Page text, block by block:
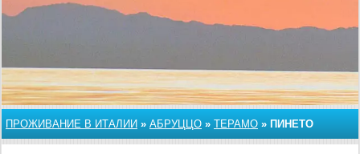
ПРОЖИВАНИЕ В ИТАЛИИ » АБРУЦЦО » ТЕРАМО » ПИНЕТО